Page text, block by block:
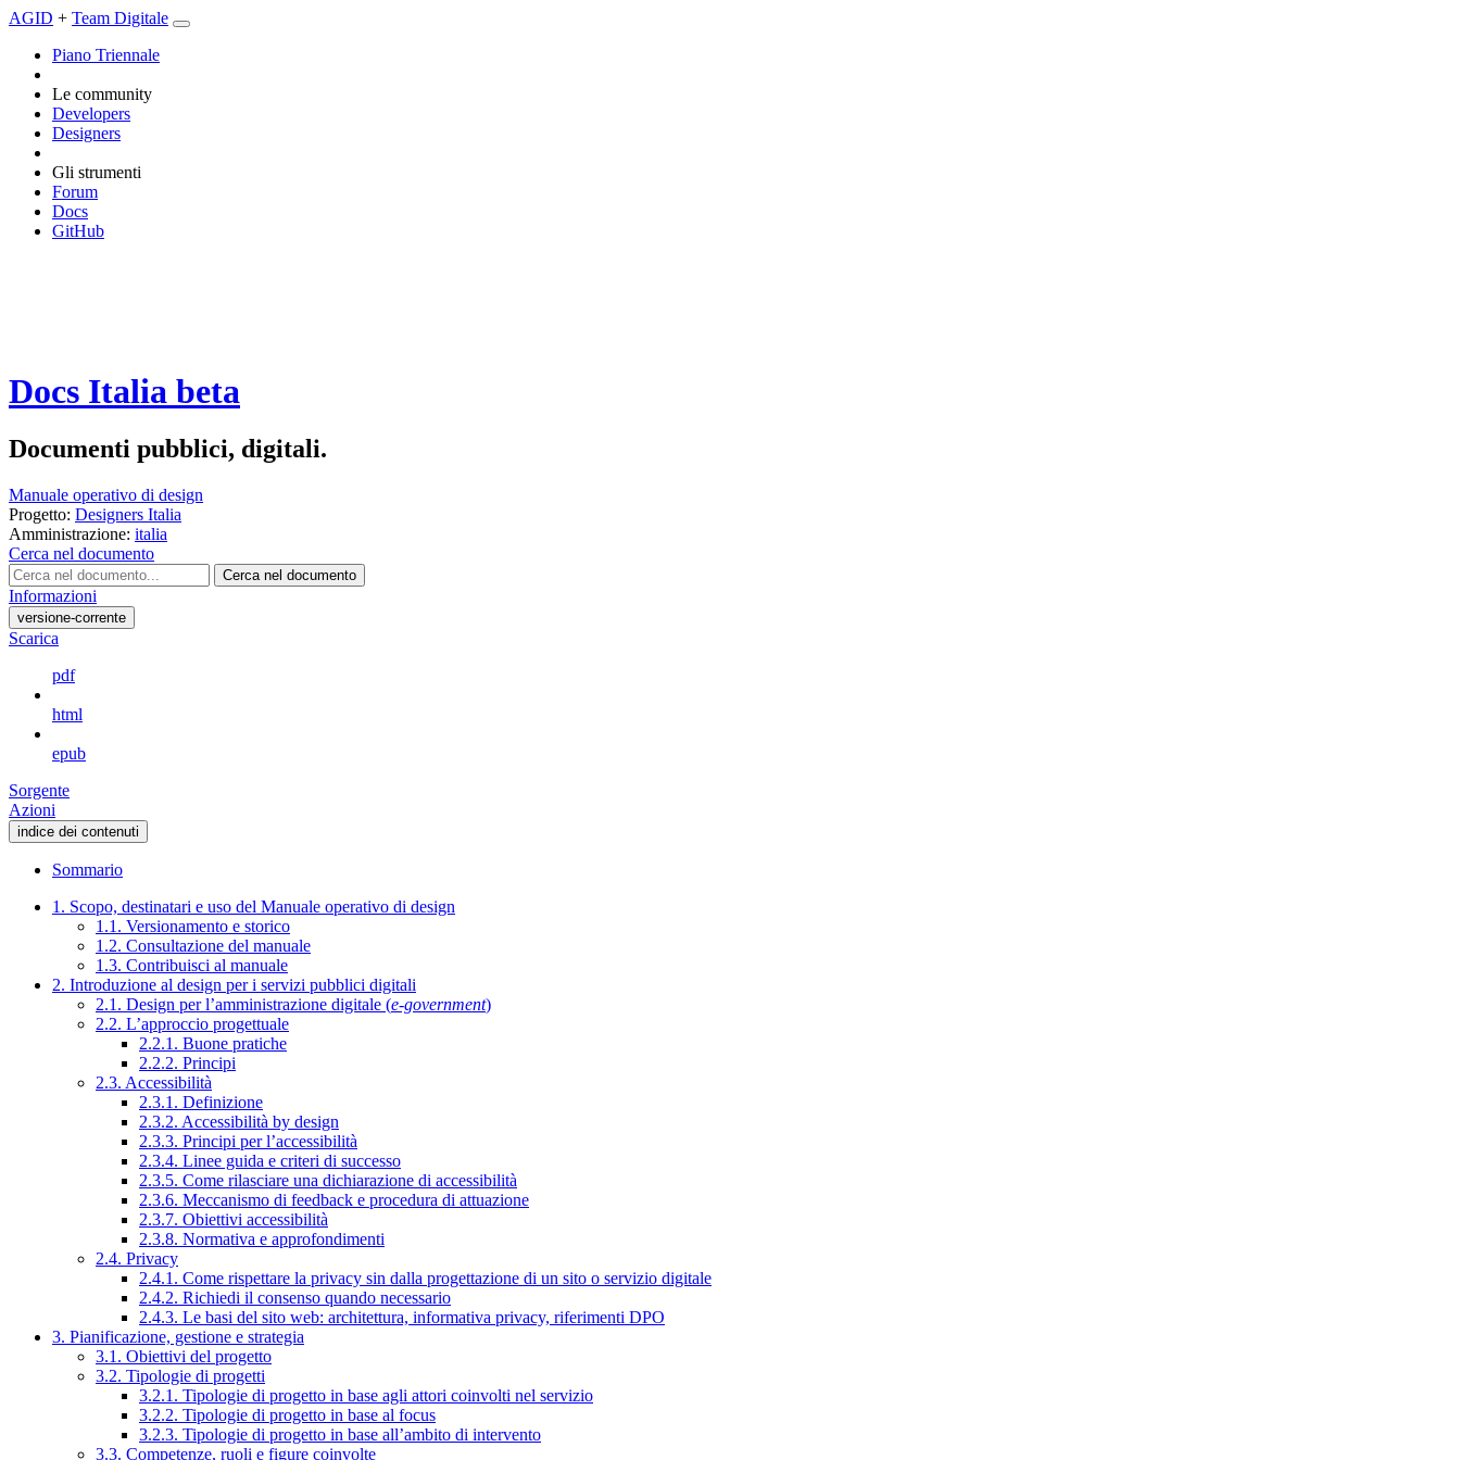
AGID + Team Digitale
Piano Triennale
Le community
Developers
Designers
Gli strumenti
Forum
Docs
GitHub
Docs Italia beta
Documenti pubblici, digitali.
Manuale operativo di design
Progetto: Designers Italia
Amministrazione: italia
Cerca nel documento
Cerca nel documento
Informazioni
versione-corrente
Scarica
pdf
html
epub
Sorgente
Azioni
indice dei contenuti
Sommario
1. Scopo, destinatari e uso del Manuale operativo di design
1.1. Versionamento e storico
1.2. Consultazione del manuale
1.3. Contribuisci al manuale
2. Introduzione al design per i servizi pubblici digitali
2.1. Design per l’amministrazione digitale (e-government)
2.2. L’approccio progettuale
2.2.1. Buone pratiche
2.2.2. Principi
2.3. Accessibilità
2.3.1. Definizione
2.3.2. Accessibilità by design
2.3.3. Principi per l’accessibilità
2.3.4. Linee guida e criteri di successo
2.3.5. Come rilasciare una dichiarazione di accessibilità
2.3.6. Meccanismo di feedback e procedura di attuazione
2.3.7. Obiettivi accessibilità
2.3.8. Normativa e approfondimenti
2.4. Privacy
2.4.1. Come rispettare la privacy sin dalla progettazione di un sito o servizio digitale
2.4.2. Richiedi il consenso quando necessario
2.4.3. Le basi del sito web: architettura, informativa privacy, riferimenti DPO
3. Pianificazione, gestione e strategia
3.1. Obiettivi del progetto
3.2. Tipologie di progetti
3.2.1. Tipologie di progetto in base agli attori coinvolti nel servizio
3.2.2. Tipologie di progetto in base al focus
3.2.3. Tipologie di progetto in base all’ambito di intervento
3.3. Competenze, ruoli e figure coinvolte